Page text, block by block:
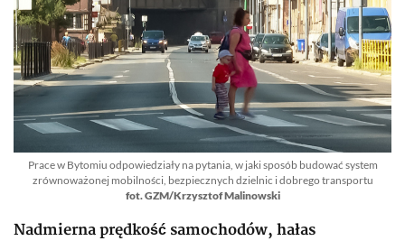
Prace w Bytomiu odpowiedziały na pytania, w jaki sposób budować system
zrównoważonej mobilności, bezpiecznych dzielnic i dobrego transportu
fot. GZM/Krzysztof Malinowski
Nadmierna prędkość samochodów, hałas